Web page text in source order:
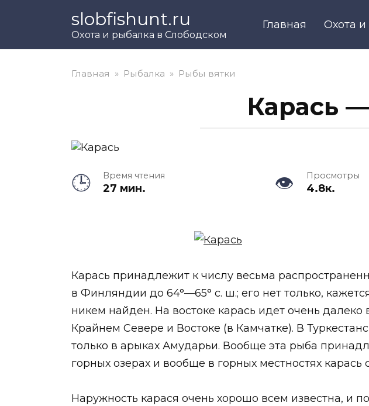
slobfishunt.ru
Охота и рыбалка в Слободском
Главная Охота
Главная » Рыбалка » Рыбы вятки
Карась
Время чтения
27 мин.
Просмотры
4.8к.
Карась принадлежит к числу весьма
в Финляндии до 64°—65° с. ш.; его нет только,
никем найден. На востоке карась идет очень
Крайнем Севере и Востоке (в Камчатке). В
только в арыках Амударьи. Вообще эта рыба
горных озерах и вообще в горных местностях
Наружность карася очень хорошо всем известна, и